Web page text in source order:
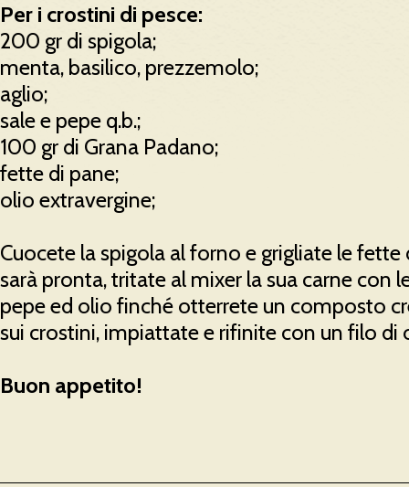
Per i crostini di pesce:
200 gr di spigola;
menta, basilico, prezzemolo;
aglio;
sale e pepe q.b.;
100 gr di Grana Padano;
fette di pane;
olio extravergine;
Cuocete la spigola al forno e grigliate le
sarà pronta, tritate al mixer la sua carne con
pepe ed olio finché otterrete un composto
sui crostini, impiattate e rifinite con un filo di
Buon appetito!